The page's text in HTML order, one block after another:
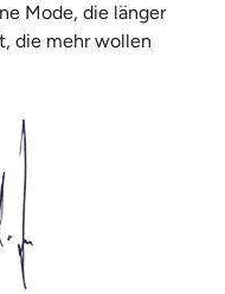
Mode, die länger
die mehr wollen